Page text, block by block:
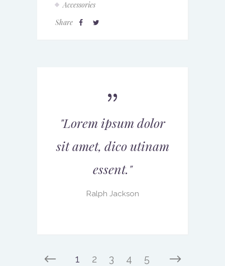
Accessories
Share
"Lorem ipsum dolor
sit amet, dico utinam
essent."
Ralph Jackson
1 2 3 4 5